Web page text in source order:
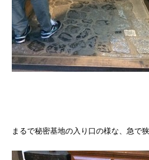
まるで秘密基地の入り口の様な、急で